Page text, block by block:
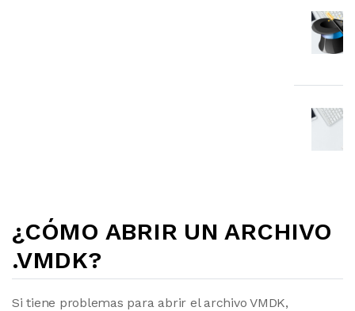
¿CÓMO ABRIR UN ARCHIVO
.VMDK?
Si tiene problemas para abrir el archivo VMDK,